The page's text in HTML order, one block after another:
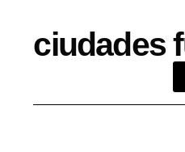
ciudades